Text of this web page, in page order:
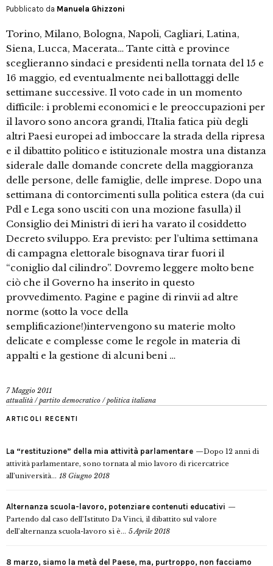
Pubblicato da Manuela Ghizzoni
Torino, Milano, Bologna, Napoli, Cagliari, Latina,
Siena, Lucca, Macerata… Tante città e province
sceglieranno sindaci e presidenti nella tornata del 15 e
16 maggio, ed eventualmente nei ballottaggi delle
settimane successive. Il voto cade in un momento
difficile: i problemi economici e le preoccupazioni per
il lavoro sono ancora grandi, l’Italia fatica più degli
altri Paesi europei ad imboccare la strada della ripresa
e il dibattito politico e istituzionale mostra una distanza
siderale dalle domande concrete della maggioranza
delle persone, delle famiglie, delle imprese. Dopo una
settimana di contorcimenti sulla politica estera (da cui
Pdl e Lega sono usciti con una mozione fasulla) il
Consiglio dei Ministri di ieri ha varato il cosiddetto
Decreto sviluppo. Era previsto: per l’ultima settimana
di campagna elettorale bisognava tirar fuori il
“coniglio dal cilindro”. Dovremo leggere molto bene
ciò che il Governo ha inserito in questo
provvedimento. Pagine e pagine di rinvii ad altre
norme (sotto la voce della
semplificazione!)intervengono su materie molto
delicate e complesse come le regole in materia di
appalti e la gestione di alcuni beni …
7 Maggio 2011
attualità /partito democratico /politica italiana
ARTICOLI RECENTI
La “restituzione” della mia attività parlamentare
Dopo 12 anni di
attività parlamentare, sono tornata al mio lavoro di ricercatrice
all’università... 18 Giugno 2018
Alternanza scuola-lavoro, potenziare contenuti educativi
Partendo dal caso dell’Istituto Da Vinci, il dibattito sul valore
dell’alternanza scuola-lavoro si è... 5 Aprile 2018
8 marzo, siamo la metà del Paese, ma, purtroppo, non facciamo